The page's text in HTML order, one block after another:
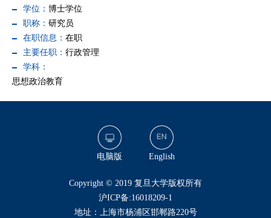
学位： 博士学位
职称： 研究员
在职信息： 在职
主要任职： 行政管理
学科：
思想政治教育
电脑版 English
​Copyright © 2019 复旦大学版权所有
沪ICP备:16018209-1
地址：上海市杨浦区邯郸路220号